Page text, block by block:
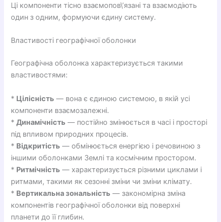
Ці компоненти тісно взаємопов\’язані та взаємодіють
один з одним, формуючи єдину систему.
Властивості географічної оболонки
Географічна оболонка характеризується такими
властивостями:
* Цілісність — вона є єдиною системою, в якій усі
компоненти взаємозалежні.
*Динамічність — постійно змінюється в часі і просторі
під впливом природних процесів.
* Відкритість — обмінюється енергією і речовиною з
іншими оболонками Землі та космічним простором.
* Ритмічність — характеризується різними циклами і
ритмами, такими як сезонні зміни чи зміни клімату.
* Вертикальна зональність — закономірна зміна
компонентів географічної оболонки від поверхні
планети до її глибин.